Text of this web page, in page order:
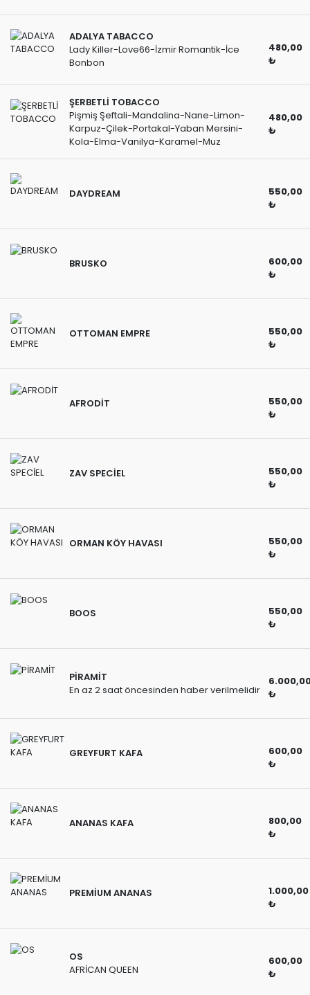
ADALYA TABACCO
Lady Killer-Love66-İzmir Romantik-İce
Bonbon
480,00
₺
ŞERBETLİ TOBACCO
Pişmiş Şeftali-Mandalina-Nane-Limon-
Karpuz-Çilek-Portakal-Yaban Mersini-
Kola-Elma-Vanilya-Karamel-Muz
480,00
₺
DAYDREAM
550,00
₺
BRUSKO
600,00
₺
OTTOMAN EMPRE
550,00
₺
AFRODİT
550,00
₺
ZAV SPECİEL
550,00
₺
ORMAN KÖY HAVASI
550,00
₺
BOOS
550,00
₺
PİRAMİT
En az 2 saat öncesinden haber verilmelidir
₺
GREYFURT KAFA
600,00
₺
ANANAS KAFA
800,00
₺
PREMİUM ANANAS
1.000,00
₺
OS
AFRİCAN QUEEN
600,00
₺